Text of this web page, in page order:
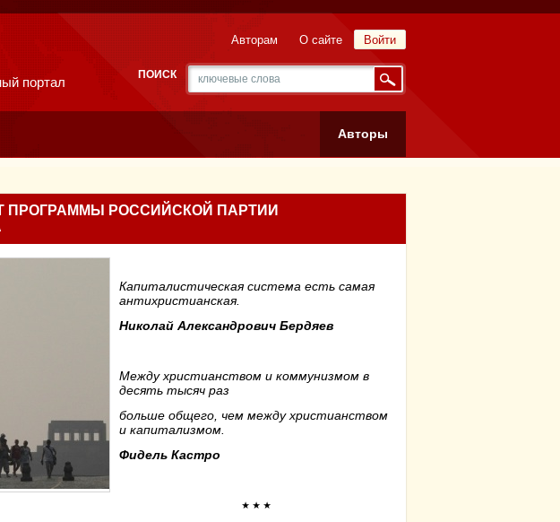
портал
Войти
Авторам О сайте
ПОИСК
Авторы
ПРОГРАММЫ РОССИЙСКОЙ ПАРТИИ
Капиталистическая система есть самая
антихристианская.
Николай Александрович Бердяев
Между христианством и коммунизмом в
десять тысяч раз
больше общего, чем между христианством
и капитализмом.
Фидель Кастро
٭ ٭ ٭